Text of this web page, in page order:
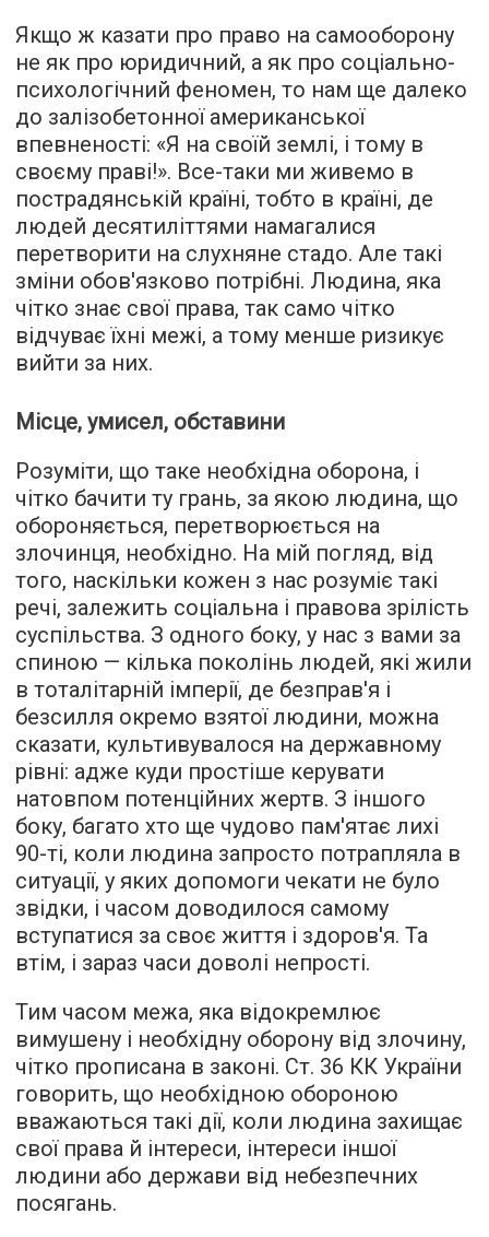
Якщо ж казати про право на самооборону
не як про юридичний, а як про соціально-
психологічний феномен, то нам ще далеко
до залізобетонної американської
впевненості: «Я на своїй землі, і тому в
своєму праві!». Все-таки ми живемо в
пострадянській країні, тобто в країні, де
людей десятиліттями намагалися
перетворити на слухняне стадо. Але такі
зміни обов'язково потрібні. Людина, яка
чітко знає свої права, так само чітко
відчуває їхні межі, а тому менше ризикує
вийти за них.
Місце, умисел, обставини
Розуміти, що таке необхідна оборона, і
чітко бачити ту грань, за якою людина, що
обороняється, перетворюється на
злочинця, необхідно. На мій погляд, від
того, наскільки кожен з нас розуміє такі
речі, залежить соціальна і правова зрілість
суспільства. З одного боку, у нас з вами за
спиною — кілька поколінь людей, які жили
в тоталітарній імперії, де безправ'я і
безсилля окремо взятої людини, можна
сказати, культивувалося на державному
рівні: адже куди простіше керувати
натовпом потенційних жертв. З іншого
боку, багато хто ще чудово пам'ятає лихі
90-ті, коли людина запросто потрапляла в
ситуації, у яких допомоги чекати не було
звідки, і часом доводилося самому
вступатися за своє життя і здоров'я. Та
втім, і зараз часи доволі непрості.
Тим часом межа, яка відокремлює
вимушену і необхідну оборону від злочину,
чітко прописана в законі. Ст. 36 КК України
говорить, що необхідною обороною
вважаються такі дії, коли людина захищає
свої права й інтереси, інтереси іншої
людини або держави від небезпечних
посягань.